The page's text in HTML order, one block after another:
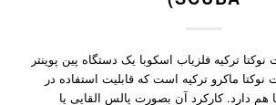
ترکیه فلزیاب اسکوبا یک دستگاه پین پوینتر
ماکرو ترکیه است که قابلیت استفاده در
دارد. کارکرد آن بصورت پالس القایی یا